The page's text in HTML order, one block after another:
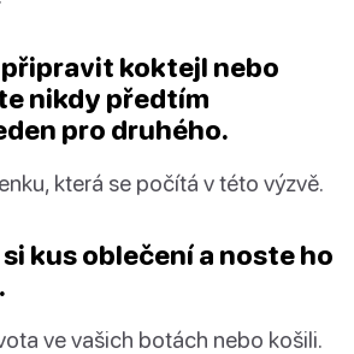
připravit koktejl nebo
nikdy předtím
pro druhého.
která se počítá v této výzvě.
kus oblečení a noste ho
ve vašich botách nebo košili.